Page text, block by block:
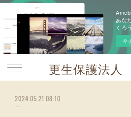
あな
くろう
今
更生保護法
2024.05.21 08:10